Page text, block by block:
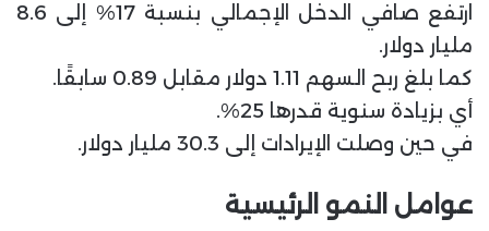
ارتفع صافي الدخل الإجمالي بنسبة 17% إلى 8.6
مليار دولار.
كما بلغ ربح السهم 1.11 دولار مقابل 0.89 سابقًا.
أي بزيادة سنوية قدرها 25%.
في حين وصلت الإيرادات إلى 30.3 مليار دولار.
عوامل النمو الرئيسية